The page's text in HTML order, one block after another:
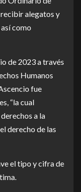
recibir alegatos y
como
de 2023 a través
Humanos
fue
“la cual
a la
derecho de las
el tipo y cifra de